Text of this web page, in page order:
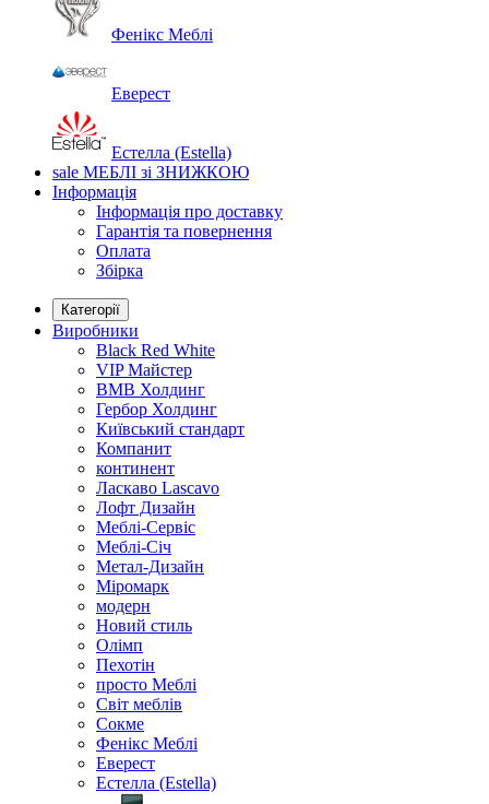
Фенікс Меблі
Еверест
Естелла (Estella)
sale МЕБЛІ зі ЗНИЖКОЮ
Інформація
Інформація про доставку
Гарантія та повернення
Оплата
Збірка
Категорії
Виробники
Black Red White
VIP Майстер
ВМВ Холдинг
Гербор Холдинг
Київський стандарт
Компанит
континент
Ласкаво Lascavo
Лофт Дизайн
Меблі-Сервіс
Меблі-Січ
Метал-Дизайн
Міромарк
модерн
Новий стиль
Олімп
Пехотін
просто Меблі
Світ меблів
Сокме
Фенікс Меблі
Еверест
Естелла (Estella)